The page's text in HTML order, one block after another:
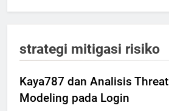
strategi mitigasi risiko
Kaya787 dan Analisis Threat
Modeling pada Login